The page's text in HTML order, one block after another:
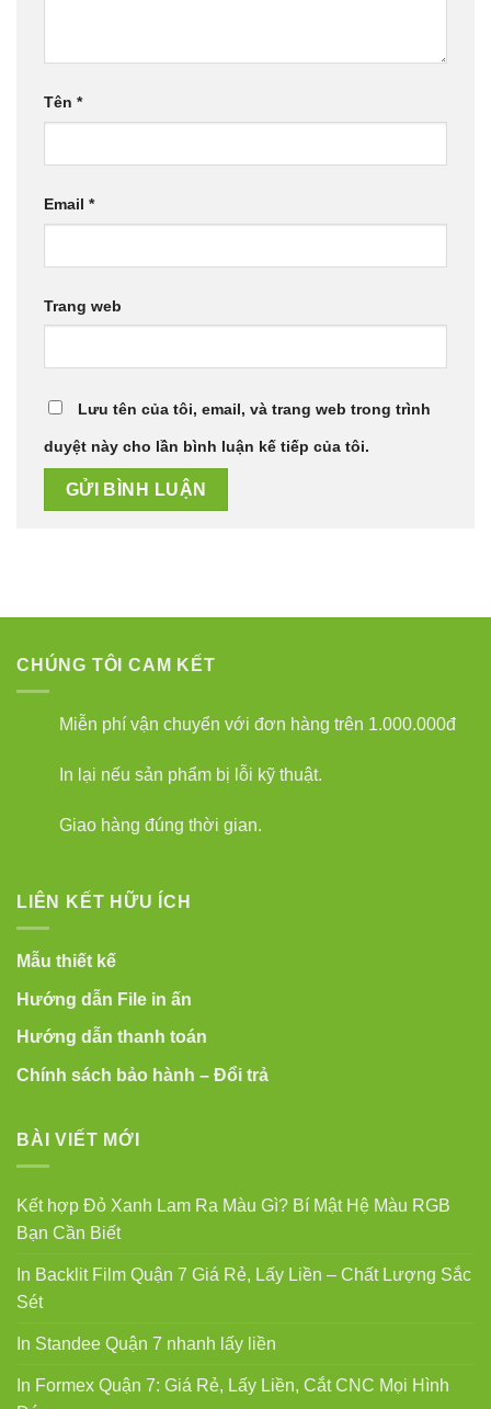
Tên *
Email *
Trang web
Lưu tên của tôi, email, và trang web trong trình
duyệt này cho lần bình luận kế tiếp của tôi.
CHÚNG TÔI CAM KẾT
Miễn phí vận chuyển với đơn hàng trên 1.000.000đ
In lại nếu sản phẩm bị lỗi kỹ thuật.
Giao hàng đúng thời gian.
LIÊN KẾT HỮU ÍCH
Mẫu thiết kế
Hướng dẫn File in ấn
Hướng dẫn thanh toán
Chính sách bảo hành – Đổi trả
BÀI VIẾT MỚI
Kết hợp Đỏ Xanh Lam Ra Màu Gì? Bí Mật Hệ Màu RGB
Bạn Cần Biết
In Backlit Film Quận 7 Giá Rẻ, Lấy Liền – Chất Lượng Sắc
Sét
In Standee Quận 7 nhanh lấy liền
In Formex Quận 7: Giá Rẻ, Lấy Liền, Cắt CNC Mọi Hình